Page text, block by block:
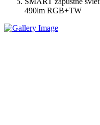
490lm RGB+TW